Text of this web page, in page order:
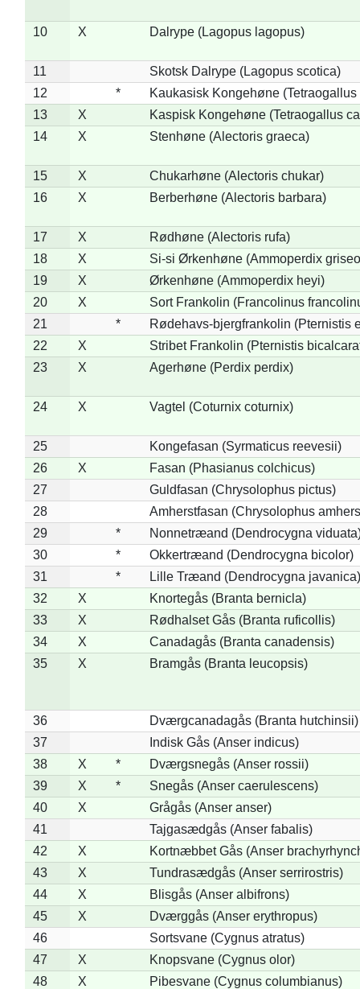
10 X Dalrype (Lagopus lagopus)
11
Skotsk Dalrype (Lagopus scotica)
12
*
Kaukasisk Kongehøne
13
X
Kaspisk Kongehøne (Tetraogallus
14
X Stenhøne (Alectoris graeca)
15 X
Chukarhøne (Alectoris chukar)
16
X Berberhøne (Alectoris barbara)
17 X
Rødhøne (Alectoris rufa)
18
X
Si-si Ørkenhøne (Ammoperdix
19
X
Ørkenhøne (Ammoperdix heyi)
20
X
Sort Frankolin (Francolinus
21
*
Rødehavs-bjergfrankolin (Pternistis
22
X
Stribet Frankolin (Pternistis
23
X Agerhøne (Perdix perdix)
24 X Vagtel (Coturnix coturnix)
25
Kongefasan (Syrmaticus reevesii)
26
X
Fasan (Phasianus colchicus)
27
Guldfasan (Chrysolophus pictus)
28
Amherstfasan (Chrysolophus
29
*
Nonnetræand (Dendrocygna
30
*
Okkertræand (Dendrocygna bicolor)
31
*
Lille Træand (Dendrocygna javanica)
32
X
Knortegås (Branta bernicla)
33
X
Rødhalset Gås (Branta ruficollis)
34
X
Canadagås (Branta canadensis)
35
X Bramgås (Branta leucopsis)
36
Dværgcanadagås (Branta hutchinsii)
37
Indisk Gås (Anser indicus)
38
X *
Dværgsnegås (Anser rossii)
39
X *
Snegås (Anser caerulescens)
40
X
Grågås (Anser anser)
41
Tajgasædgås (Anser fabalis)
42
X
Kortnæbbet Gås (Anser
43
X
Tundrasædgås (Anser serrirostris)
44
X
Blisgås (Anser albifrons)
45
X
Dværggås (Anser erythropus)
46
Sortsvane (Cygnus atratus)
47
X
Knopsvane (Cygnus olor)
48
X
Pibesvane (Cygnus columbianus)